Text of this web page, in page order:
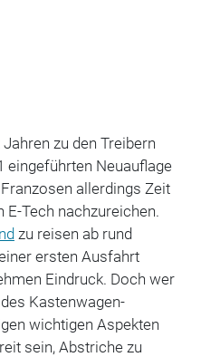
zu den Treibern
eingeführten Neuauflage
allerdings Zeit
Tech nachzureichen.
zu reisen ab rund
ersten Ausfahrt
Eindruck. Doch wer
Kastenwagen-
wichtigen Aspekten
sein, Abstriche zu